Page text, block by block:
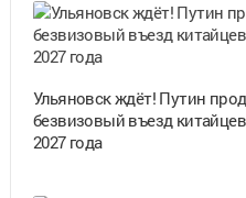
Ульяновск ждёт! Путин
безвизовый въезд
2027 года